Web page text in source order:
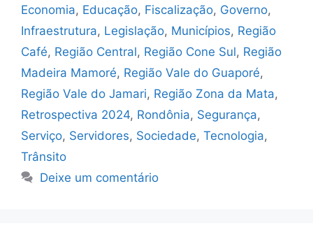
Economia, Educação, Fiscalização, Governo,
Infraestrutura, Legislação, Municípios, Região
Café, Região Central, Região Cone Sul, Região
Madeira Mamoré, Região Vale do Guaporé,
Região Vale do Jamari, Região Zona da Mata,
Retrospectiva 2024, Rondônia, Segurança,
Serviço, Servidores, Sociedade, Tecnologia,
Trânsito
Deixe um comentário